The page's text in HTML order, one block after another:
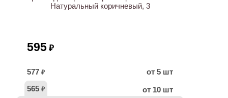
Натуральный коричневый, 3
595 ₽
577 ₽
от 5 шт
565 ₽ от 10 шт